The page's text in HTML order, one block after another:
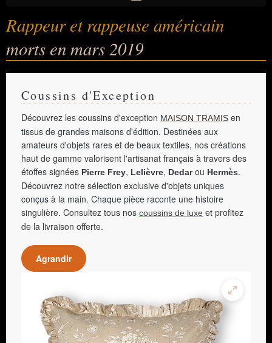
Rappeur et rappeuse américain
morts en mars 2019
Coussins d'Exception
Découvrez les coussins d'exception MAISON TRAMIS en
tissus de grandes maisons d'édition. Destinées aux
amateurs d'objets rares et de beaux textiles, nos créations
haut de gamme valorisent l'artisanat français à travers des
étoffes signées Pierre Frey, Lelièvre, Dedarou Hermès.
Découvrez notre sélection exclusive d'objets uniques
conçus à la main. Chaque pièce raconte une histoire
singulière. Consultez tous nos coussins de luxe et profitez
de la livraison offerte.
Agrandir